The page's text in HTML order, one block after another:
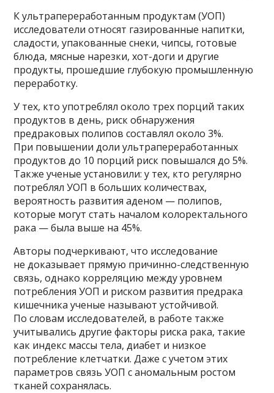
К ультрапереработанным продуктам (УОП)
исследователи относят газированные напитки,
сладости, упакованные снеки, чипсы, готовые
блюда, мясные нарезки, хот-доги и другие
продукты, прошедшие глубокую промышленную
переработку.
У тех, кто употреблял около трех порций таких
продуктов в день, риск обнаружения
предраковых полипов составлял около 3%.
При повышении доли ультрапереработанных
продуктов до 10 порций риск повышался до 5%.
Также ученые установили: у тех, кто регулярно
потреблял УОП в больших количествах,
вероятность развития аденом — полипов,
которые могут стать началом колоректального
рака — была выше на 45%.
Авторы подчеркивают, что исследование
не доказывает прямую причинно-следственную
связь, однако корреляцию между уровнем
потребления УОП и риском развития предрака
кишечника ученые называют устойчивой.
По словам исследователей, в работе также
учитывались другие факторы риска рака, такие
как индекс массы тела, диабет и низкое
потребление клетчатки. Даже с учетом этих
параметров связь УОП с аномальным ростом
тканей сохранялась.